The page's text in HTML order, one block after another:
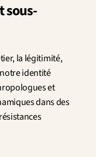
sous-
la légitimité,
identité
et
dans des